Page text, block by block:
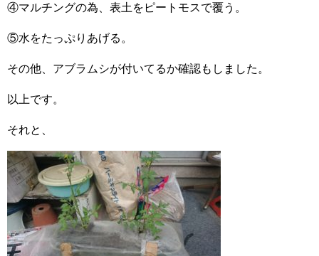
④マルチングの為、表土をピートモスで覆う。
⑤水をたっぷりあげる。
その他、アブラムシが付いてるか確認もしました。
以上です。
それと、